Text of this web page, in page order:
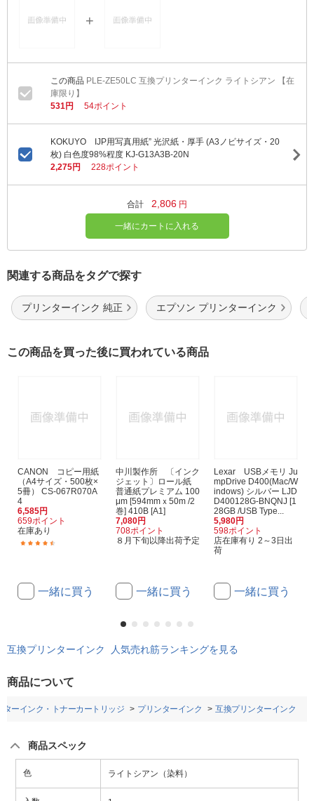
PLE-ZE50LC 互換プリンターインク ライトシアン 【在
庫限り】
531円
54ポイント
KOKUYO IJP用写真用紙” 光沢紙・厚手 (A3ノビサイズ・20
枚) 白色度98%程度 KJ-G13A3B-20N
2,275円
228ポイント
合計 2,806 円
一緒にカートに入れる
関連する商品をタグで探す
プリンターインク 純正 エプソン プリンターインク
この商品を買った後に買われている商品
CANON コピー用紙
（A4サイズ・500枚×
5冊） CS-067R070A
4
6,585円
659ポイント
在庫あり
一緒に買う
中川製作所 〔インク
ジェット〕ロール紙
普通紙プレミアム 100
μm [594mmｘ50m /2
巻] 410B [A1]
7,080円
708ポイント
８月下旬以降出荷予定
一緒に買う
Lexar USBメモリ Ju
mpDrive D400(Mac/W
indows) シルバー LJD
D400128G-BNQNJ [1
28GB /USB Type...
5,980円
598ポイント
店在庫有り 2～3日出
荷
一緒に買う
互換プリンターインク 人気売れ筋ランキングを見る
商品について
ターインク・トナーカートリッジ プリンターインク 互換プリンターインク
商品スペック
色 ライトシアン（染料）